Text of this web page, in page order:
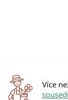
Více